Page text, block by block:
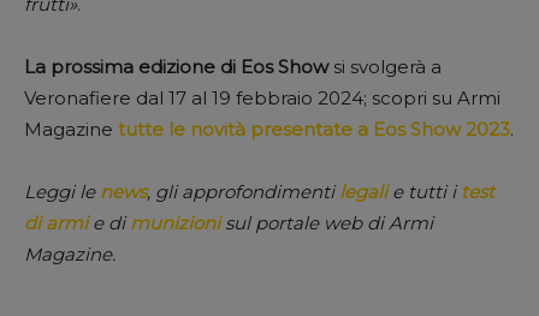
La prossima edizione di Eos Showsi svolgerà a
Veronafiere dal 17 al 19 febbraio 2024; scopri su Armi
Magazine tutte le novità presentate a Eos Show 2023.
Leggi le news, gli approfondimentilegalie tutti i test
di armie dimunizionisul portale web di Armi
Magazine.